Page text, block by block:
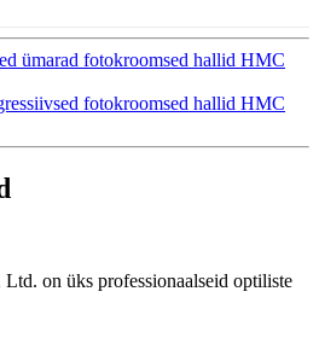
ümarad fotokroomsed hallid HMC
fotokroomsed hallid HMC
on üks professionaalseid optiliste